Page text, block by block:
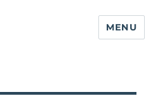
MENU